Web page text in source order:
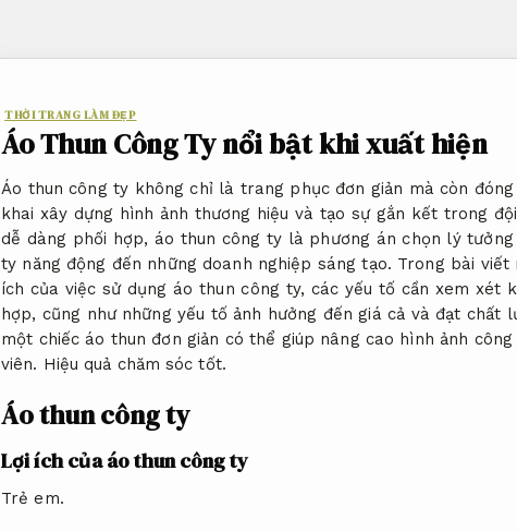
THỜI TRANG LÀM ĐẸP
Áo Thun Công Ty nổi bật khi xuất hiện
Áo thun công ty không chỉ là trang phục đơn giản mà còn
khai xây dựng hình ảnh thương hiệu và tạo sự gắn kết trong
dễ dàng phối hợp, áo thun công ty là phương án chọn lý
ty năng động đến những doanh nghiệp sáng tạo. Trong bài
ích của việc sử dụng áo thun công ty, các yếu tố cần xem xét
hợp, cũng như những yếu tố ảnh hưởng đến giá cả và đạt chất
một chiếc áo thun đơn giản có thể giúp nâng cao hình ảnh
viên. Hiệu quả chăm sóc tốt.
Áo thun công ty
Lợi ích của áo thun công ty
Trẻ em.